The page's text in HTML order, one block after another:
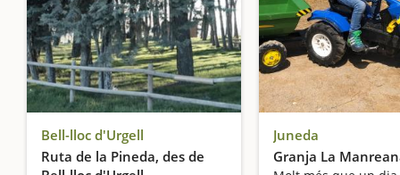
Bell-lloc d'Urgell
Ruta de la Pineda, des de
Juneda
Granja La